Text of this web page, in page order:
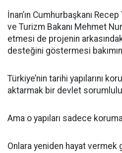
İnan’ın Cumhurbaşkanı
ve Turizm Bakanı Mehmet
etmesi de projenin
desteğini göstermesi
Türkiye’nin tarihi yapılarını
aktarmak bir devlet
Ama o yapıları sadece
Onlara yeniden hayat vermek